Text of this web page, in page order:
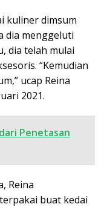
kuliner dimsum
dia menggeluti
dia telah mulai
“Kemudian
ucap Reina
2021.
Penetasan
Reina
buat kedai